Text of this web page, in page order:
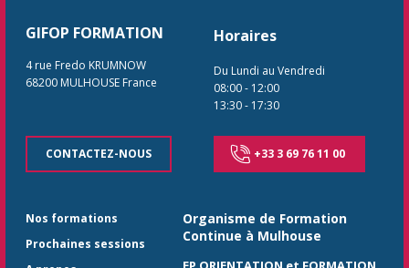
GIFOP FORMATION
4 rue Fredo KRUMNOW
68200 MULHOUSE France
CONTACTEZ-NOUS
Horaires
Du Lundi au Vendredi
08:00- 12:00
13:30- 17:30
+33 3 69 76 11 00
Nos formations
Prochaines sessions
Organisme de Formation
Continue à Mulhouse